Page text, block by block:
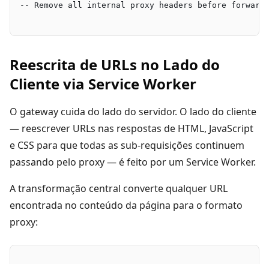
-- Remove all internal proxy headers before
Reescrita de URLs no Lado do
Cliente via Service Worker
O gateway cuida do lado do servidor. O lado do cliente
— reescrever URLs nas respostas de HTML, JavaScript
e CSS para que todas as sub-requisições continuem
passando pelo proxy — é feito por um Service Worker.
A transformação central converte qualquer URL
encontrada no conteúdo da página para o formato
proxy: